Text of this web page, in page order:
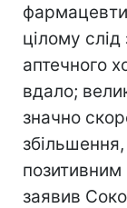
цілому
аптечного
вдало;
значно
заявив